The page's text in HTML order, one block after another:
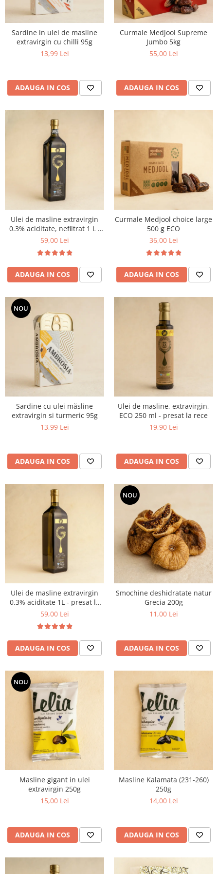
Sardine in ulei de masline
extravirgin cu chilli 95g
13,99 Lei
ADAUGA IN COS
Curmale Medjool Supreme
Jumbo 5kg
55,00 Lei
ADAUGA IN COS
Ulei de masline extravirgin
0.3% aciditate, nefiltrat 1 L -
presat la rece
59,00 Lei
ADAUGA IN COS
Curmale Medjool choice large
500 g ECO
36,00 Lei
ADAUGA IN COS
NOU
Sardine cu ulei măsline
extravirgin si turmeric 95g
13,99 Lei
ADAUGA IN COS
Ulei de masline, extravirgin,
ECO 250 ml - presat la rece
19,90 Lei
ADAUGA IN COS
Ulei de masline extravirgin
0.3% aciditate 1L - presat la
rece
59,00 Lei
ADAUGA IN COS
NOU
Smochine deshidratate natur
Grecia 200g
11,00 Lei
ADAUGA IN COS
NOU
Masline gigant in ulei
extravirgin 250g
15,00 Lei
ADAUGA IN COS
Masline Kalamata (231-260)
250g
14,00 Lei
ADAUGA IN COS